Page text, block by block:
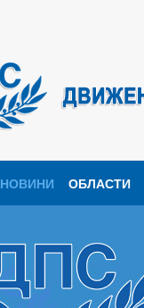
НОВИНИ ОБЛАСТИ